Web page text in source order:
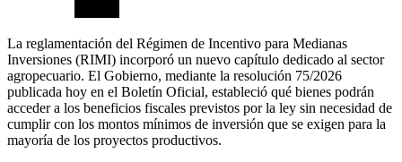
La reglamentación del Régimen de Incentivo para Medianas
Inversiones (RIMI) incorporó un nuevo capítulo dedicado al sector
agropecuario. El Gobierno, mediante la resolución 75/2026
publicada hoy en el Boletín Oficial, estableció qué bienes podrán
acceder a los beneficios fiscales previstos por la ley sin necesidad de
cumplir con los montos mínimos de inversión que se exigen para la
mayoría de los proyectos productivos.